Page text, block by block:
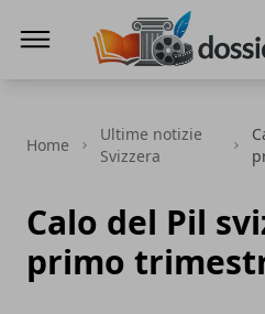
Home
Ultime notizie
Svizzera
Calo del Pil
primo